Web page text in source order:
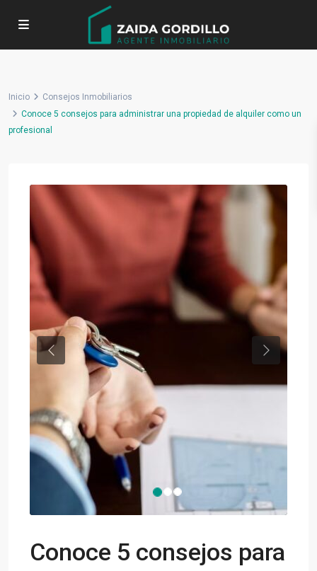
Inicio
Consejos Inmobiliarios
Conoce 5 consejos para administrar una propiedad de alquiler como un
profesional
Previous Next
Conoce 5 consejos para